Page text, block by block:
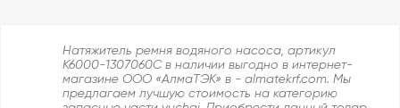
Натяжитель ремня водяного насоса, артикул
K6000-1307060C в наличии выгодно в интернет-
магазине ООО «АлмаТЭК» в - almatekrf.com. Мы
предлагаем лучшую стоимость на категорию